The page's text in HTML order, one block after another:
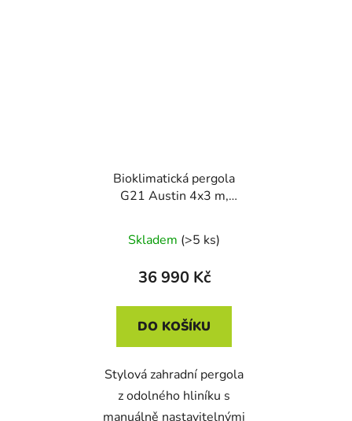
Bioklimatická pergola
G21 Austin 4x3 m,
Skladem (>5 ks)
36 990 Kč
DO KOŠÍKU
Stylová zahradní pergola
z odolného hliníku s
manuálně nastavitelnými